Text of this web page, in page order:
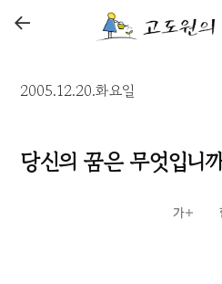
←
2005.12.20.화요일
당신의 꿈은 무엇입니